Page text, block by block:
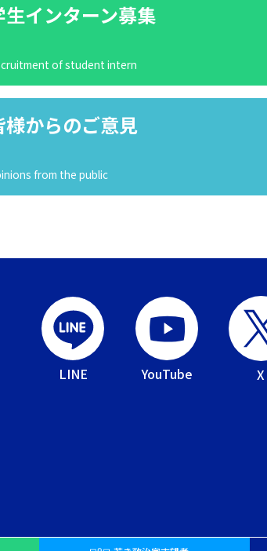
生インターン募集
of student intern
様からのご意見
from the public
LINE YouTube X